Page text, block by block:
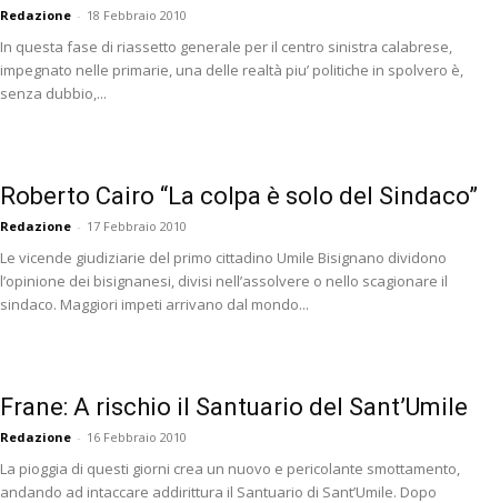
Redazione - 18 Febbraio 2010
In questa fase di riassetto generale per il centro sinistra calabrese,
impegnato nelle primarie, una delle realtà piu’ politiche in spolvero è,
senza dubbio,...
Roberto Cairo “La colpa è solo del Sindaco”
Redazione - 17 Febbraio 2010
Le vicende giudiziarie del primo cittadino Umile Bisignano dividono
l’opinione dei bisignanesi, divisi nell’assolvere o nello scagionare il
sindaco. Maggiori impeti arrivano dal mondo...
Frane: A rischio il Santuario del Sant’Umile
Redazione - 16 Febbraio 2010
La pioggia di questi giorni crea un nuovo e pericolante smottamento,
andando ad intaccare addirittura il Santuario di Sant’Umile. Dopo